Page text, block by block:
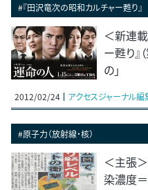
#『田沢竜次の昭和カルチャー甦り』
＜新連
ー甦り』
の」
2012/02/24 アクセスジャーナル編
#原子力（放射線・核）
＜主張
染濃度